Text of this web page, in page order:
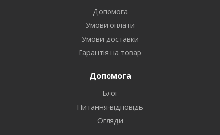
Допомога
Умови оплати
Умови доставки
Гарантія на товар
Допомога
Блог
Питання-відповідь
Огляди